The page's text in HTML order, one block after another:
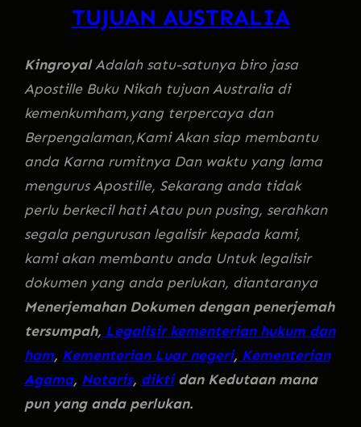
TUJUAN AUSTRALIA
KingroyalAdalah satu-satunya biro jasa
Apostille Buku Nikah tujuan Australia di
kemenkumham,yang terpercaya dan
Berpengalaman,Kami Akan siap membantu
anda Karna rumitnya Dan waktu yang lama
mengurus Apostille, Sekarang anda tidak
perlu berkecil hati Atau pun pusing, serahkan
segala pengurusan legalisir kepada kami,
kami akan membantu anda Untuk legalisir
dokumen yang anda perlukan, diantaranya
Menerjemahan Dokumen dengan penerjemah
tersumpah, Legalisir kementerian hukum dan
ham, Kementerian Luar negeri, Kementerian
Agama, Notaris, diktidan Kedutaan mana
pun yang anda perlukan.